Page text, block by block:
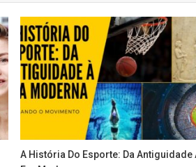
A História Do Esporte: Da Antiguidade